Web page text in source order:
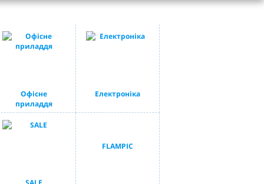
Офісне
приладдя
Електроніка
FLAMPIC